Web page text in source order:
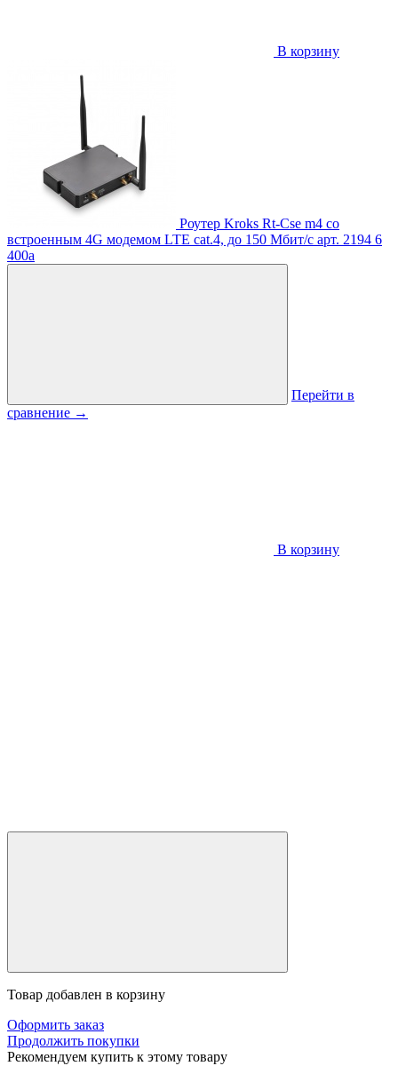
В корзину
Роутер Kroks Rt-Cse m4 со
встроенным 4G модемом LTE cat.4, до 150 Мбит/с арт. 2194 6
400a
Перейти в
сравнение →
В корзину
Товар добавлен в корзину
Оформить заказ
Продолжить покупки
Рекомендуем купить к этому товару